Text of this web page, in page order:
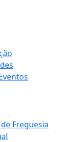
Freguesia